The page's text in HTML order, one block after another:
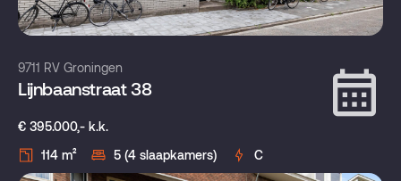
9711 RV Groningen
Lijnbaanstraat 38
€ 395.000,- k.k.
114 m²
5 (4 slaapkamers) C